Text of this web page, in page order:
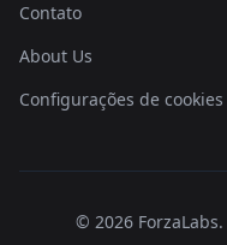
Contato
About Us
Configurações de cookies
© 2026 ForzaLabs.